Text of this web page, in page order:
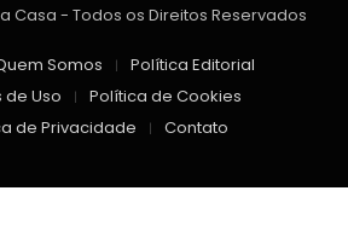
Casa - Todos os Direitos Reservados
Somos
Política Editorial
de Uso
Política de Cookies
de Privacidade
Contato